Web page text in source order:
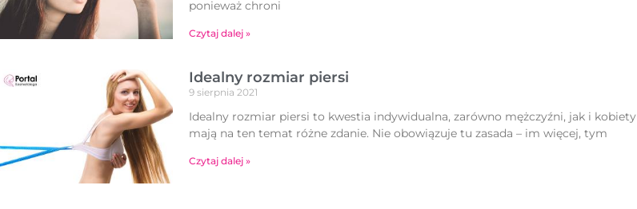
ponieważ chroni
Czytaj dalej »
Idealny rozmiar piersi
9 sierpnia 2021
Idealny rozmiar piersi to kwestia indywidualna, zarówno mężczyźni, jak i kobiety
mają na ten temat różne zdanie. Nie obowiązuje tu zasada – im więcej, tym
Czytaj dalej »